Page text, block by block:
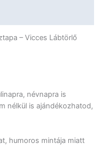
– Vicces Lábtörlő
névnapra is
nélkül is ajándékozhatod,
humoros mintája miatt